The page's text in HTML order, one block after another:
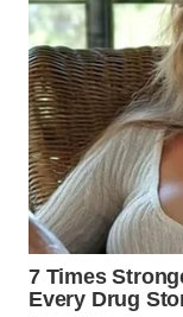
WN
GORONTALO
WN
SULUT
WN
MALUKU
WN